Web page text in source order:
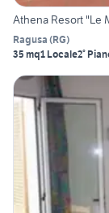
Athena Resort "Le
Ragusa (RG)
35 mq1 Locale2°